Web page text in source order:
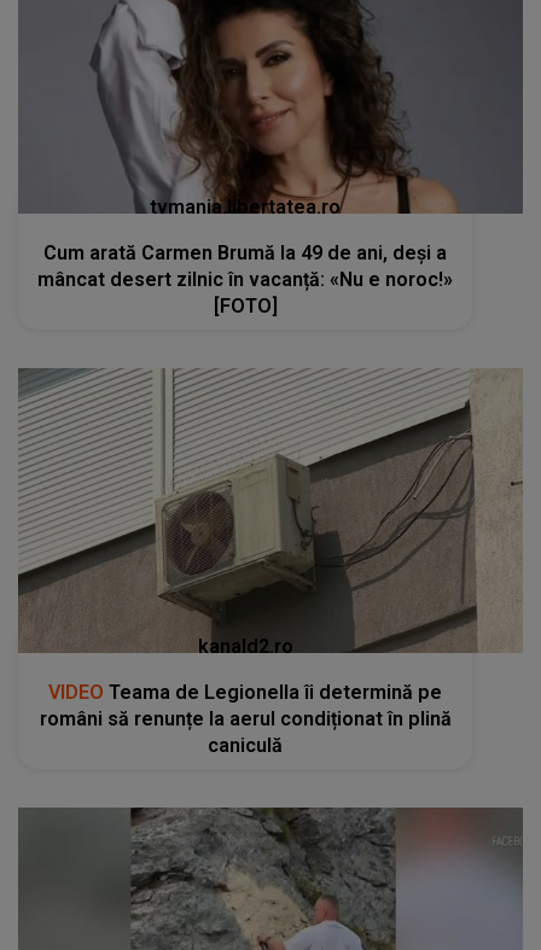
tvmania.libertatea.ro
Cum arată Carmen Brumă la 49 de ani, deși a
mâncat desert zilnic în vacanță: «Nu e noroc!»
[FOTO]
kanald2.ro
VIDEO Teama de Legionella îi determină pe
români să renunțe la aerul condiționat în plină
caniculă